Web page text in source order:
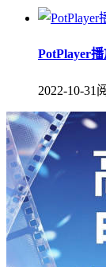
PotPlayer
2022-10-31